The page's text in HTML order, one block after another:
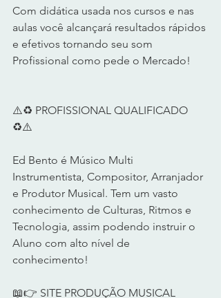
Com didática usada nos cursos e nas
aulas você alcançará resultados rápidos
e efetivos tornando seu som
Profissional como pede o Mercado!
⚠️♻️ PROFISSIONAL QUALIFICADO
♻️⚠️
Ed Bento é Músico Multi
Instrumentista, Compositor, Arranjador
e Produtor Musical. Tem um vasto
conhecimento de Culturas, Ritmos e
Tecnologia, assim podendo instruir o
Aluno com alto nível de
conhecimento!
📖👉 SITE PRODUÇÃO MUSICAL